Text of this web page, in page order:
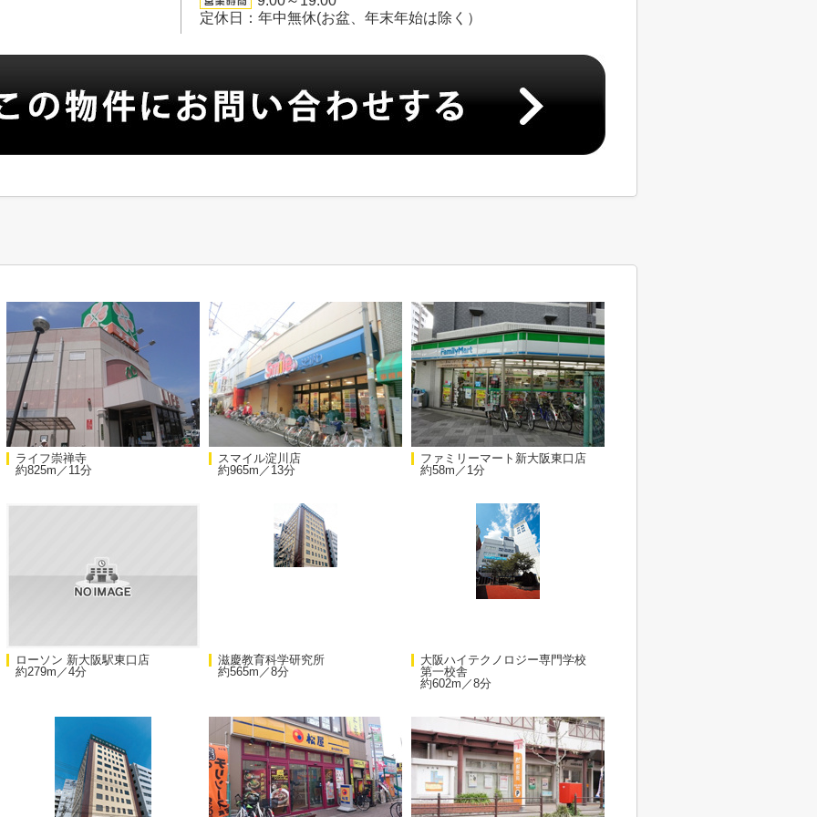
定休日：年中無休(お盆、年末年始は除く）
ライフ崇禅寺
約825m／11分
スマイル淀川店
約965m／13分
ファミリーマート新大阪東口店
約58m／1分
ローソン 新大阪駅東口店
約279m／4分
滋慶教育科学研究所
約565m／8分
大阪ハイテクノロジー専門学校
第一校舎
約602m／8分